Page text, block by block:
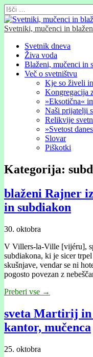
Išči:
Svetniki, mučenci in
Glavni
meni
Skip
content
Svetnik dneva
Živa voda
Blaženi, mučenci in
Več o svetništvu
Kje so živeli
Kongregacija
»Eksotična«
Naši prijatelji
Relikvije
»Svetost
Slovar
Piškotki
Kategorija:
blaženi Rajner
in subdiakon
30. oktobra
V Villers-la-Ville [vijéru],
subdiakona, ki je sicer
skušnjave, vendar se ni
pogosto povezan z
Preberi vse →
sveta Martirij in
kantor, mučenca
25. oktobra